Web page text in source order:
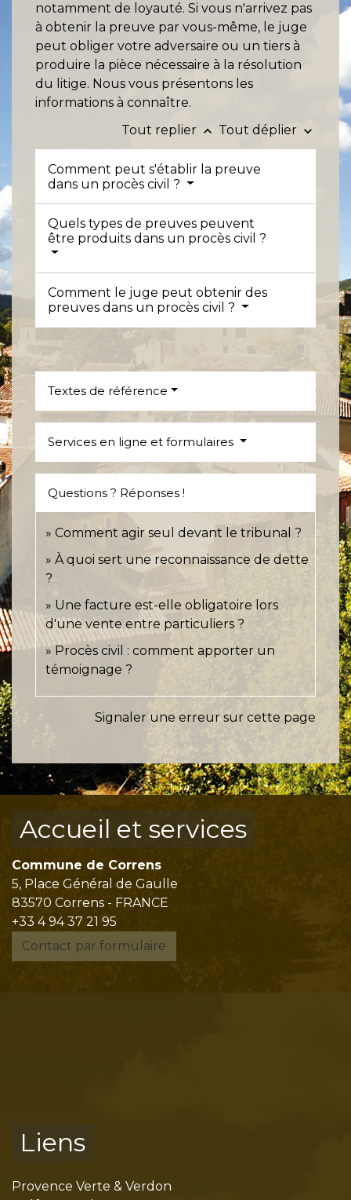
notamment de loyauté. Si vous n'arrivez pas
à obtenir la preuve par vous-même, le juge
peut obliger votre adversaire ou un tiers à
produire la pièce nécessaire à la résolution
du litige. Nous vous présentons les
informations à connaître.
Tout replier keyboard_arrow_up Tout déplier keyboard_arrow_down
Comment peut s'établir la preuve
dans un procès civil ?
Quels types de preuves peuvent
être produits dans un procès civil ?
Comment le juge peut obtenir des
preuves dans un procès civil ?
Textes de référence
Services en ligne et formulaires
Questions ? Réponses !
Comment agir seul devant le tribunal ?
À quoi sert une reconnaissance de dette
?
Une facture est-elle obligatoire lors
d'une vente entre particuliers ?
Procès civil : comment apporter un
témoignage ?
Signaler une erreur sur cette page
Accueil et services
Commune de Correns
5, Place Général de Gaulle
83570 Correns - FRANCE
+33 4 94 37 21 95
Contact par formulaire
Liens
Provence Verte & Verdon